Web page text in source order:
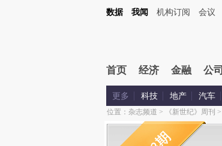
数据 我闻 机构订阅 会议
首页 经济 金融 公司
更多 科技 地产 汽车
位置： 杂志频道 > 《新世纪》周刊 >